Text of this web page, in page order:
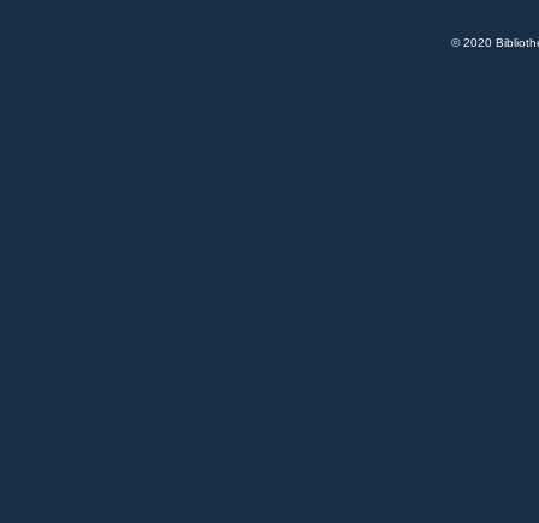
© 2020